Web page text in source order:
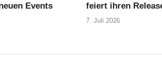
Events
feiert ihren
7. Juli 2026